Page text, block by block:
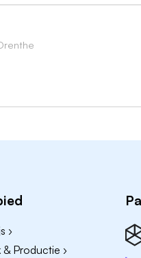
en
en een
Je weet
›
& Productie ›